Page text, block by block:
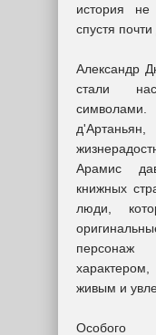
история
спустя
Александр
стали
Арамис
книжных
люди,
персонаж
живым и
Особого